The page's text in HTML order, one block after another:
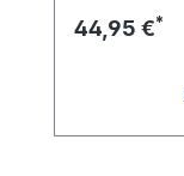
44,95 €*